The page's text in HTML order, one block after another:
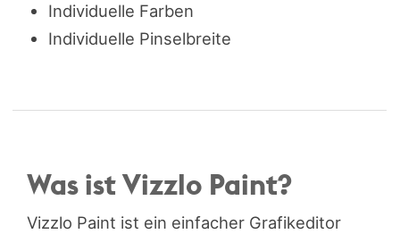
Individuelle Farben
Individuelle Pinselbreite
Was ist Vizzlo Paint?
Vizzlo Paint ist ein einfacher Grafikeditor